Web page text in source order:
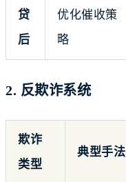
贷
后
优化催收策
略
2. 反欺诈系统
欺诈
类型
典型手法